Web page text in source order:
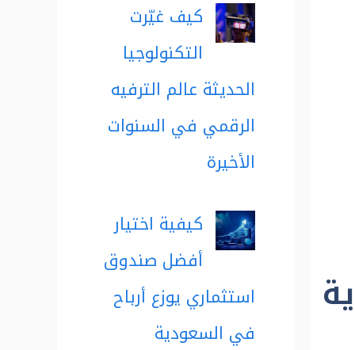
كيف غيّرت
التكنولوجيا
الحديثة عالم الترفيه
الرقمي في السنوات
الأخيرة
كيفية اختيار
أفضل صندوق
استثماري يوزع أرباح
في السعودية